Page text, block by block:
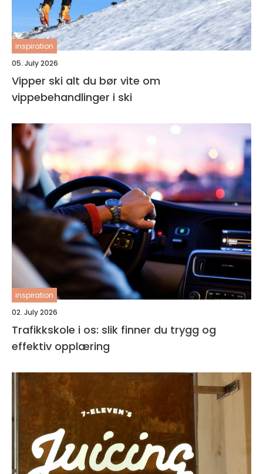
inspiration
05. July 2026
Vipper ski alt du bør vite om
vippebehandlinger i ski
inspiration
02. July 2026
Trafikkskole i os: slik finner du trygg og
effektiv opplæring